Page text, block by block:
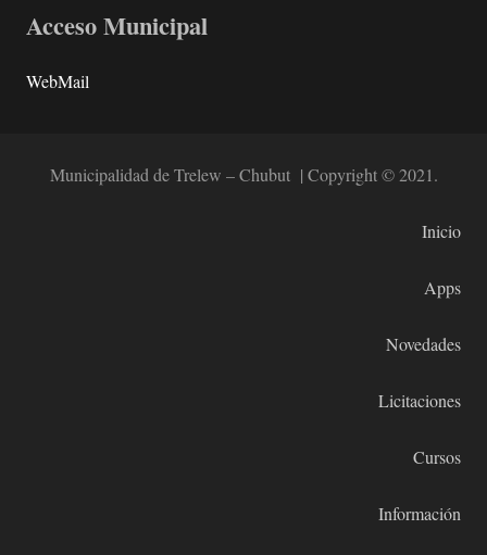
Acceso Municipal
WebMail
Municipalidad de Trelew – Chubut | Copyright © 2021.
Inicio
Apps
Novedades
Licitaciones
Cursos
Información